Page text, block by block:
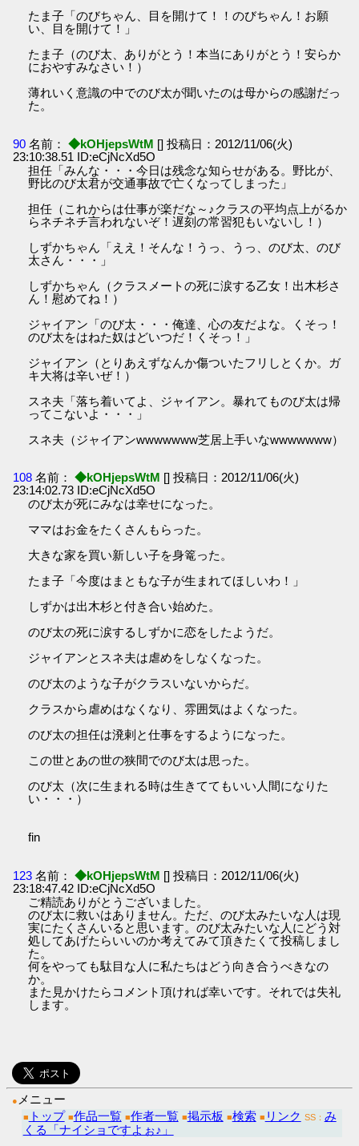
たま子「のびちゃん、目を開けて！！のびちゃん！お願
い、目を開けて！」
たま子（のび太、ありがとう！本当にありがとう！安らか
におやすみなさい！）
薄れいく意識の中でのび太が聞いたのは母からの感謝だっ
た。
90 名前： ◆kOHjepsWtM [] 投稿日：2012/11/06(火)
23:10:38.51 ID:eCjNcXd5O
担任「みんな・・・今日は残念な知らせがある。野比が、
野比のび太君が交通事故で亡くなってしまった」
担任（これからは仕事が楽だな～♪クラスの平均点上がるか
らネチネチ言われないぞ！遅刻の常習犯もいないし！）
しずかちゃん「ええ！そんな！うっ、うっ、のび太、のび
太さん・・・」
しずかちゃん（クラスメートの死に涙する乙女！出木杉さ
ん！慰めてね！）
ジャイアン「のび太・・・俺達、心の友だよな。くそっ！
のび太をはねた奴はどいつだ！くそっ！」
ジャイアン（とりあえずなんか傷ついたフリしとくか。ガ
キ大将は辛いぜ！）
スネ夫「落ち着いてよ、ジャイアン。暴れてものび太は帰
ってこないよ・・・」
スネ夫（ジャイアンwwwwwww芝居上手いなwwwwwww）
108 名前： ◆kOHjepsWtM [] 投稿日：2012/11/06(火)
23:14:02.73 ID:eCjNcXd5O
のび太が死にみなは幸せになった。
ママはお金をたくさんもらった。
大きな家を買い新しい子を身篭った。
たま子「今度はまともな子が生まれてほしいわ！」
しずかは出木杉と付き合い始めた。
のび太の死に涙するしずかに恋をしたようだ。
ジャイアンとスネ夫は虐めをしなくなった。
のび太のような子がクラスいないからだ。
クラスから虐めはなくなり、雰囲気はよくなった。
のび太の担任は溌剌と仕事をするようになった。
この世とあの世の狭間でのび太は思った。
のび太（次に生まれる時は生きててもいい人間になりた
い・・・）
fin
123 名前： ◆kOHjepsWtM [] 投稿日：2012/11/06(火)
23:18:47.42 ID:eCjNcXd5O
ご精読ありがとうございました。
のび太に救いはありません。ただ、のび太みたいな人は現
実にたくさんいると思います。のび太みたいな人にどう対
処してあげたらいいのか考えてみて頂きたくて投稿しまし
た。
何をやっても駄目な人に私たちはどう向き合うべきなの
か。
また見かけたらコメント頂ければ幸いです。それでは失礼
します。
● メニュー
■ トップ ■作品一覧 ■作者一覧 ■掲示板 ■検索 ■ リンク SS： み
くる「ナイショですよぉ♪」